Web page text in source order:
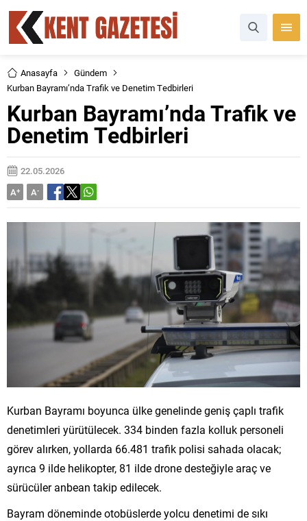
Anasayfa
Gündem
Kurban Bayramı’nda Trafik ve Denetim Tedbirleri
Kurban Bayramı’nda Trafik ve
Denetim Tedbirleri
22.05.2026
A+ A-
Kurban Bayramı boyunca ülke genelinde geniş çaplı trafik
denetimleri yürütülecek. 334 binden fazla kolluk personeli
görev alırken, yollarda 66.481 trafik polisi sahada olacak;
ayrıca 9 ilde helikopter, 81 ilde drone desteğiyle araç ve
sürücüler anbean takip edilecek.
Bayram döneminde otobüslerde yolcu denetimi de sıkı